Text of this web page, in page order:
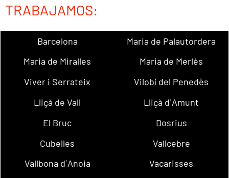
TRABAJAMOS:
Barcelona
Maria de Palautordera
Maria de Miralles
Maria de Merlès
Viver i Serrateix
Vilobí del Penedès
Lliçà de Vall
Lliçà d´Amunt
El Bruc
Dosrius
Cubelles
Vallcebre
Vallbona d´Anoia
Vacarisses